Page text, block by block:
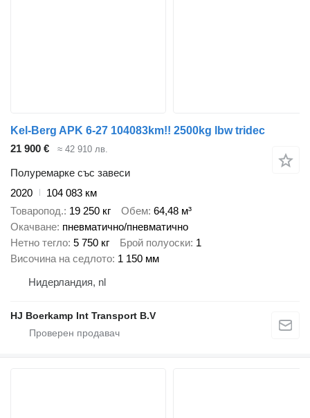
Kel-Berg APK 6-27 104083km!! 2500kg lbw tridec
21 900 €
≈ 42 910 лв.
Полуремарке със завеси
2020
104 083 км
Товаропод. 19 250 кг Обем 64,48 м³
Окачване пневматично/пневматично
Нетно тегло 5 750 кг Брой полуоски 1
Височина на седлото 1 150 мм
Нидерландия, nl
HJ Boerkamp Int Transport B.V